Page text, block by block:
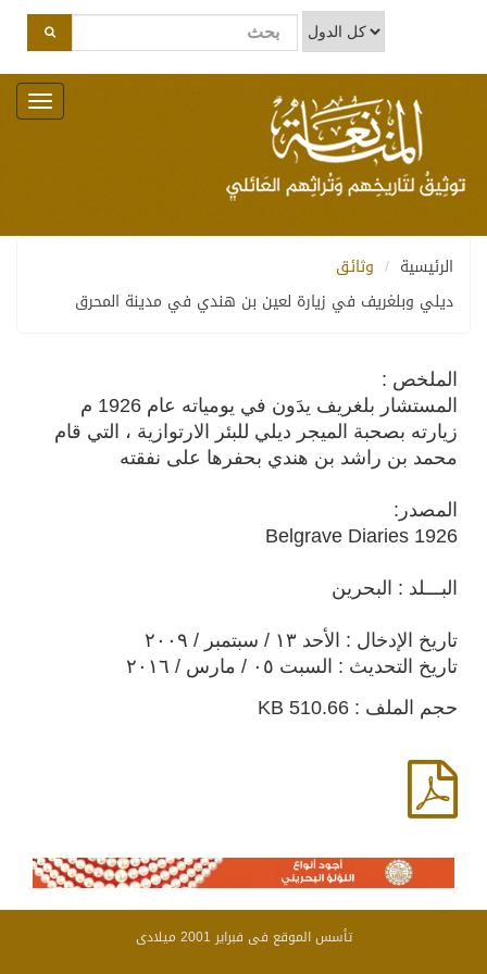
Toggle
navigation
الرئيسية
وثائق
ديلي وبلغريف في زيارة لعين بن هندي في مدينة المحرق
الملخص :
المستشار بلغريف يدَون في يومياته عام 1926 م
زيارته بصحبة الميجر ديلي للبئر الارتوازية ، التي قام
محمد بن راشد بن هندي بحفرها على نفقته
المصدر:
Belgrave Diaries 1926
البـــلد : البحرين
تاريخ الإدخال : الأحد ١٣ / سبتمبر / ٢٠٠٩
تاريخ التحديث : السبت ٠٥ / مارس / ٢٠١٦
حجم الملف : 510.66 KB
تأسس الموقع فى فبراير 2001 ميلادى